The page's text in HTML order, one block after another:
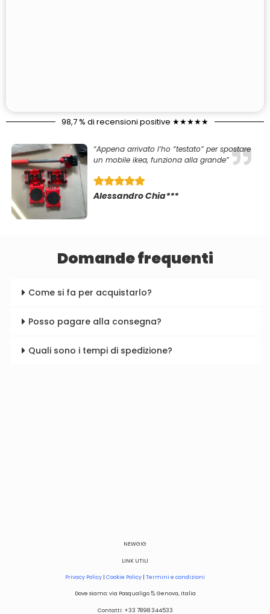
98,7 % di recensioni positive ★★★★★
“Appena arrivato l’ho “testato” per spostare
un mobile ikea, funziona alla grande”
Alessandro Chia***
Domande frequenti
Come si fa per acquistarlo?
Posso pagare alla consegna?
Quali sono i tempi di spedizione?
NEWGIG
LINK UTILI
Privacy Policy | Cookie Policy | Termini e condizioni
Dove siamo: via Pasqualigo 5, Genova, Italia
Contatti: +33 7898 344533